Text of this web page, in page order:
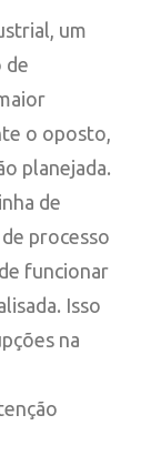
um
de
o oposto,
planejada.
de
processo
funcionar
Isso
na